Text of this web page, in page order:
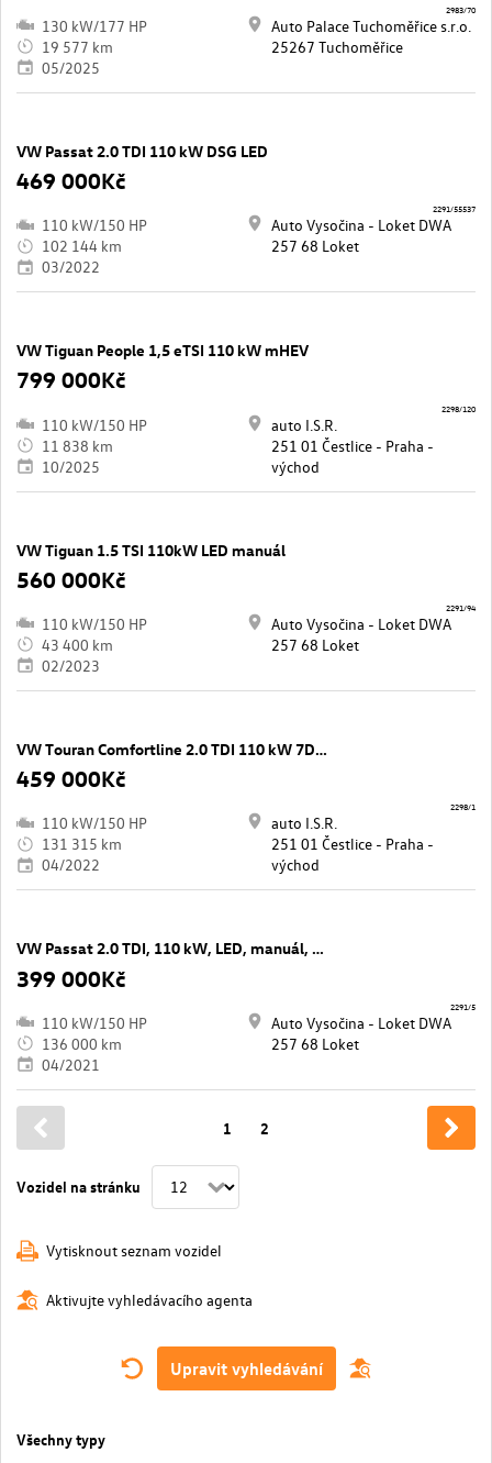
130 kW/177 HP
19 577 km
05/2025
Auto Palace Tuchoměřice s.r.o.
25267 Tuchoměřice
2983/70
VW Passat 2.0 TDI 110 kW DSG LED
469 000Kč
110 kW/150 HP
102 144 km
03/2022
Auto Vysočina - Loket DWA
257 68 Loket
2291/55537
VW Tiguan People 1,5 eTSI 110 kW mHEV
799 000Kč
110 kW/150 HP
11 838 km
10/2025
auto I.S.R.
251 01 Čestlice - Praha -
východ
2298/120
VW Tiguan 1.5 TSI 110kW LED manuál
560 000Kč
110 kW/150 HP
43 400 km
02/2023
Auto Vysočina - Loket DWA
257 68 Loket
2291/94
VW Touran Comfortline 2.0 TDI 110 kW 7DSG
459 000Kč
110 kW/150 HP
131 315 km
04/2022
auto I.S.R.
251 01 Čestlice - Praha -
východ
2298/1
VW Passat 2.0 TDI, 110 kW, LED, manuál, záruka
399 000Kč
110 kW/150 HP
136 000 km
04/2021
Auto Vysočina - Loket DWA
257 68 Loket
2291/5
Vozidel na stránku
1 2
Vytisknout seznam vozidel
Aktivujte vyhledávacího agenta
Upravit vyhledávání
Všechny typy